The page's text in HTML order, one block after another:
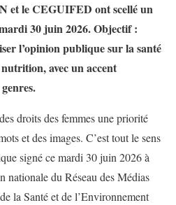
et le CEGUIFED ont scellé un
30 juin 2026. Objectif :
l’opinion publique sur la santé
avec un accent
droits des femmes une priorité
et des images. C’est tout le sens
signé ce mardi 30 juin 2026 à
nationale du Réseau des Médias
la Santé et de l’Environnement